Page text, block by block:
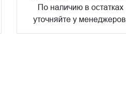
По наличию в остатках
уточняйте у менеджеров.